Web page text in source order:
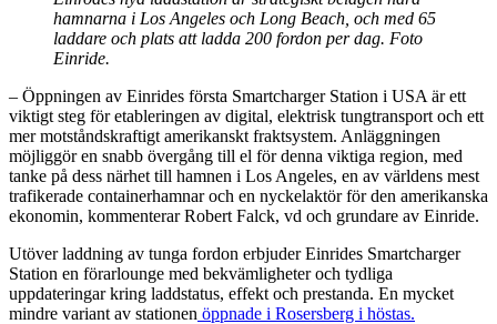
hamnarna i Los Angeles och Long Beach, och med 65
laddare och plats att ladda 200 fordon per dag. Foto
Einride.
– Öppningen av Einrides första Smartcharger Station i USA är ett
viktigt steg för etableringen av digital, elektrisk tungtransport och ett
mer motståndskraftigt amerikanskt fraktsystem. Anläggningen
möjliggör en snabb övergång till el för denna viktiga region, med
tanke på dess närhet till hamnen i Los Angeles, en av världens mest
trafikerade containerhamnar och en nyckelaktör för den amerikanska
ekonomin, kommenterar Robert Falck, vd och grundare av Einride.
Utöver laddning av tunga fordon erbjuder Einrides Smartcharger
Station en förarlounge med bekvämligheter och tydliga
uppdateringar kring laddstatus, effekt och prestanda. En mycket
mindre variant av stationen öppnade i Rosersberg i höstas.